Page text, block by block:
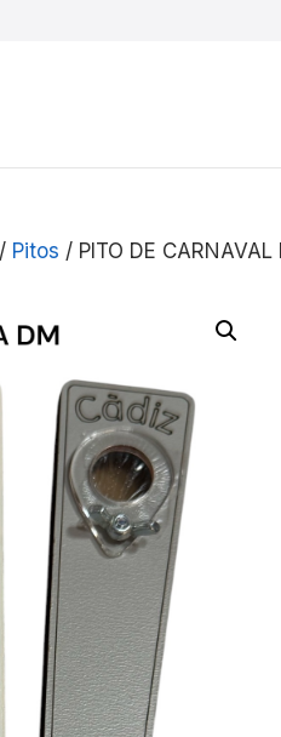
/ Pitos / PITO DE